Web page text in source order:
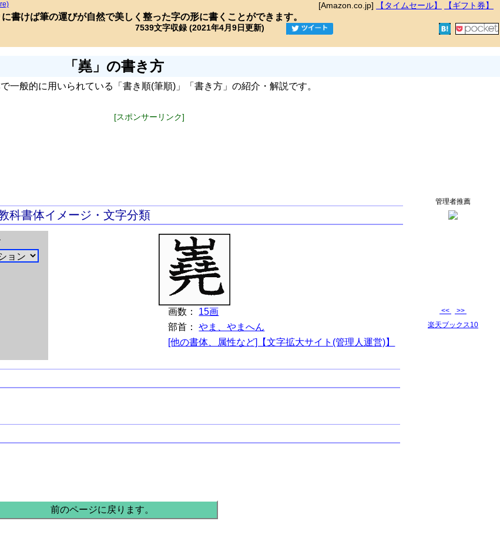
[Amazon.co.jp] 【タイムセール】 【ギフト券】
書けば筆の運びが自然で美しく整った字の形に書くことができます。
7539文字収録 (2021年4月9日更新)
「嶤」の書き方
で一般的に用いられている「書き順(筆順)」「書き方」の紹介・解説です。
[スポンサーリンク]
科書体イメージ・文字分類
画数： 15画
部首：やま、やまへん
[他の書体、属性など]【文字拡大サイト(管理人運営)】
前のページに戻ります。
管理者推薦
<<
>>
楽天ブックス10